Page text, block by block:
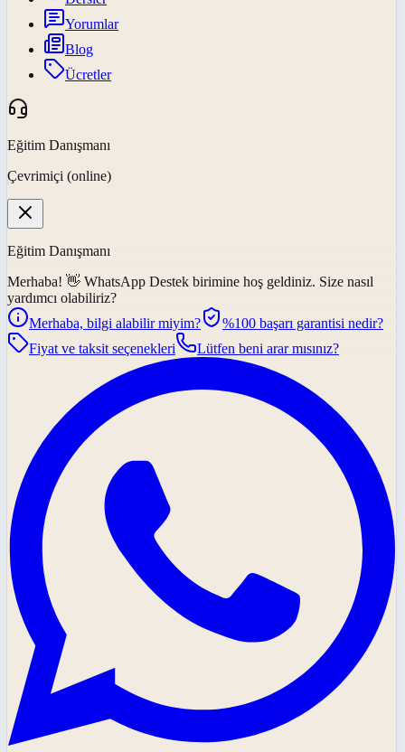
Yorumlar
Blog
Ücretler
Eğitim Danışmanı
Çevrimiçi (online)
Eğitim Danışmanı
Merhaba! 👋 WhatsApp Destek birimine hoş geldiniz. Size nasıl
yardımcı olabiliriz?
Merhaba, bilgi alabilir miyim?
%100 başarı garantisi nedir?
Fiyat ve taksit seçenekleri
Lütfen beni arar mısınız?